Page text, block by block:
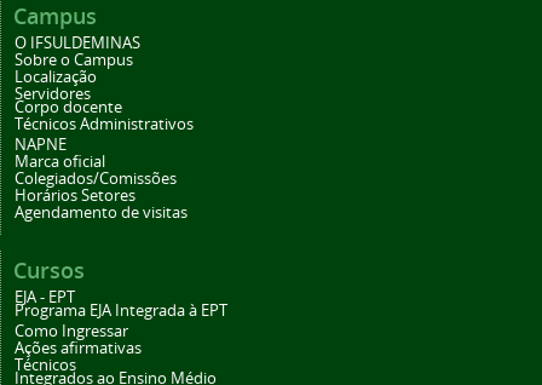
Campus
O IFSULDEMINAS
Sobre o Campus
Localização
Servidores
Corpo docente
Técnicos Administrativos
NAPNE
Marca oficial
Colegiados/Comissões
Horários Setores
Agendamento de visitas
Cursos
EJA - EPT
Programa EJA Integrada à EPT
Como Ingressar
Ações afirmativas
Técnicos
Integrados ao Ensino Médio